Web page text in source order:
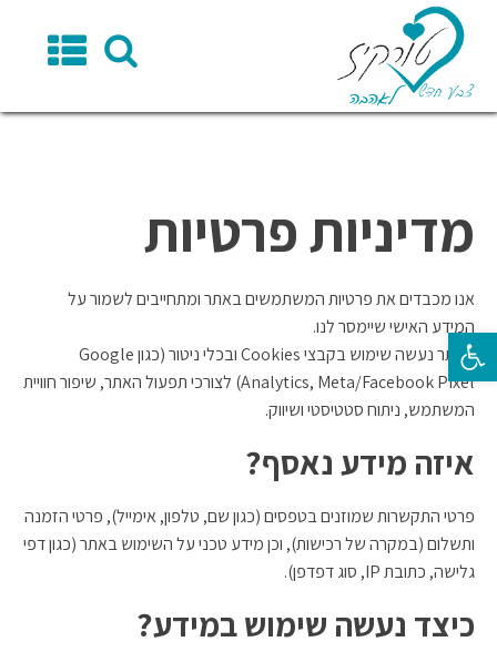
פתח סרגל נגישות
מדיניות פרטיות
אנו מכבדים את פרטיות המשתמשים באתר ומתחייבים לשמור על
המידע האישי שיימסר לנו.
באתר נעשה שימוש בקבצי Cookies ובכלי ניטור (כגון Google
Analytics, Meta/Facebook Pixel) לצורכי תפעול האתר, שיפור חוויית
המשתמש, ניתוח סטטיסטי ושיווק.
איזה מידע נאסף?
פרטי התקשרות שמוזנים בטפסים (כגון שם, טלפון, אימייל), פרטי הזמנה
ותשלום (במקרה של רכישות), וכן מידע טכני על השימוש באתר (כגון דפי
גלישה, כתובת IP, סוג דפדפן).
כיצד נעשה שימוש במידע?